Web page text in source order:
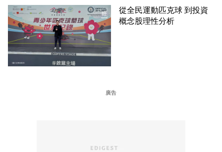
從全民運動匹克球 到投資
概念股理性分析
廣告